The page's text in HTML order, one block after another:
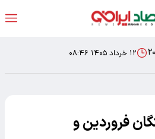
۱۲ خرداد ۱۴۰۵ ۰۸:۴۶
فروردین و